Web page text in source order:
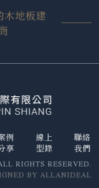
地板建
例
享
線上
型錄
聯絡
我們
RIGHTS RESERVED.
BY ALLANIDEAL